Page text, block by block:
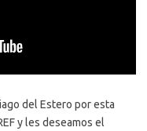
del Estero por esta
y les deseamos el